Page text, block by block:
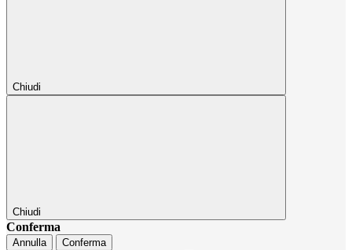
Chiudi
Chiudi
Conferma
Annulla Conferma